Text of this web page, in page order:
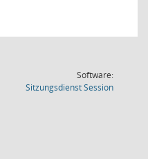
Software:
SitzungsdienstSession(Wird in